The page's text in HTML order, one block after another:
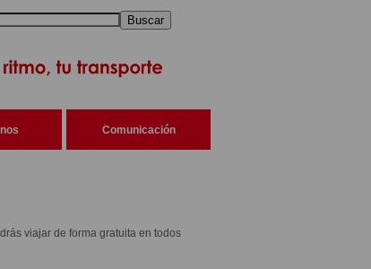
Buscar
Comunicación
viajar de forma gratuita en todos